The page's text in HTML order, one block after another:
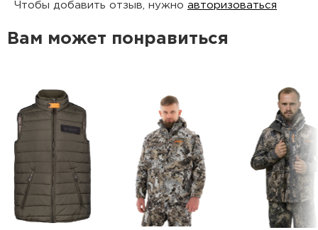
Чтобы добавить отзыв, нужно авторизоваться
Вам может понравиться